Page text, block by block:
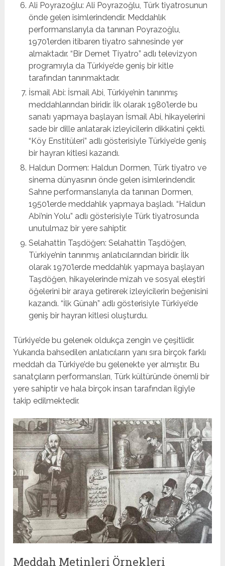
Ali Poyrazoğlu: Ali Poyrazoğlu, Türk tiyatrosunun
önde gelen isimlerindendir. Meddahlık
performanslarıyla da tanınan Poyrazoğlu,
1970’lerden itibaren tiyatro sahnesinde yer
almaktadır. “Bir Demet Tiyatro” adlı televizyon
programıyla da Türkiye’de geniş bir kitle
tarafından tanınmaktadır.
İsmail Abi: İsmail Abi, Türkiye’nin tanınmış
meddahlarından biridir. İlk olarak 1980’lerde bu
sanatı yapmaya başlayan İsmail Abi, hikayelerini
sade bir dille anlatarak izleyicilerin dikkatini çekti.
“Köy Enstitüleri” adlı gösterisiyle Türkiye’de geniş
bir hayran kitlesi kazandı.
Haldun Dormen: Haldun Dormen, Türk tiyatro ve
sinema dünyasının önde gelen isimlerindendir.
Sahne performanslarıyla da tanınan Dormen,
1950’lerde meddahlık yapmaya başladı. “Haldun
Abi’nin Yolu” adlı gösterisiyle Türk tiyatrosunda
unutulmaz bir yere sahiptir.
Selahattin Taşdöğen: Selahattin Taşdöğen,
Türkiye’nin tanınmış anlatıcılarından biridir. İlk
olarak 1970’lerde meddahlık yapmaya başlayan
Taşdöğen, hikayelerinde mizah ve sosyal eleştiri
öğelerini bir araya getirerek izleyicilerin beğenisini
kazandı. “İlk Günah” adlı gösterisiyle Türkiye’de
geniş bir hayran kitlesi oluşturdu.
Türkiye’de bu gelenek oldukça zengin ve çeşitlidir.
Yukarıda bahsedilen anlatıcıların yanı sıra birçok farklı
meddah da Türkiye’de bu gelenekte yer almıştır. Bu
sanatçıların performansları, Türk kültüründe önemli bir
yere sahiptir ve hala birçok insan tarafından ilgiyle
takip edilmektedir.
Meddah Metinleri Örnekleri